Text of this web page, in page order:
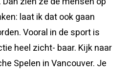
laat ik dat ook gaan
Vooral in de sport is
heel zicht- baar. Kijk naar
Spelen in Vancouver. Je